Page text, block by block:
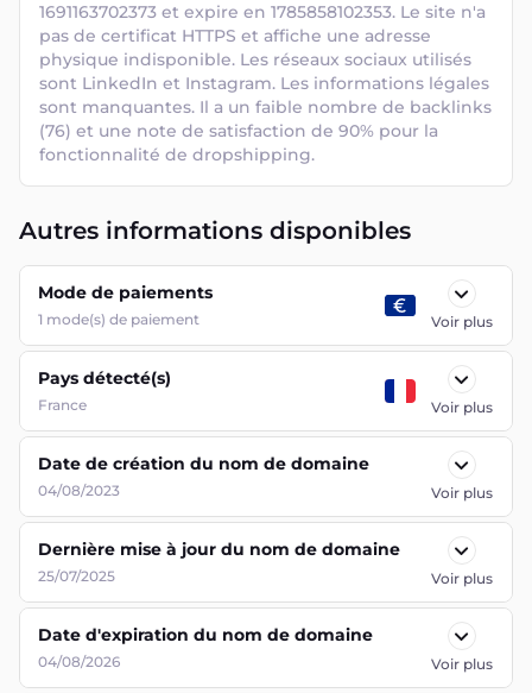
1691163702373 et expire en 1785858102353. Le site n'a
pas de certificat HTTPS et affiche une adresse
physique indisponible. Les réseaux sociaux utilisés
sont LinkedIn et Instagram. Les informations légales
sont manquantes. Il a un faible nombre de backlinks
(76) et une note de satisfaction de 90% pour la
fonctionnalité de dropshipping.
Autres informations disponibles
Mode de paiements
1 mode(s) de paiement Voir plus
Pays détecté(s)
France Voir plus
Date de création du nom de domaine
04/08/2023 Voir plus
Dernière mise à jour du nom de domaine
25/07/2025 Voir plus
Date d'expiration du nom de domaine
04/08/2026 Voir plus